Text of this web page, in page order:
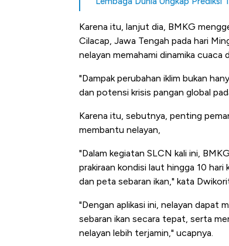
Karena itu, lanjut dia, BMKG
Cilacap, Jawa Tengah pada hari
nelayan memahami dinamika cuaca
"Dampak perubahan iklim bukan
dan potensi krisis pangan global
Karena itu, sebutnya, penting
membantu nelayan,
"Dalam kegiatan SLCN kali ini,
prakiraan kondisi laut hingga 10
dan peta sebaran ikan," kata
"Dengan aplikasi ini, nelayan dapat
sebaran ikan secara tepat, serta
nelayan lebih terjamin," ucapnya.
Tembaga Terbang ke